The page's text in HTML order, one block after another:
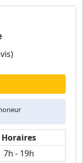
Horaires
7h - 19h